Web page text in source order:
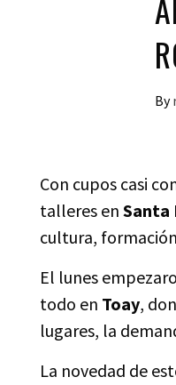
By
Con cupos casi
talleres en Santa
cultura,
El lunes
todo en Toay,
lugares, la
La novedad de